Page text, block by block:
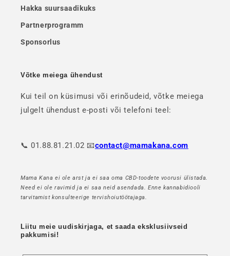
Hakka suursaadikuks
Partnerprogramm
Sponsorlus
Võtke meiega ühendust
Kui teil on küsimusi või erinõudeid, võtke meiega
julgelt ühendust e-posti või telefoni teel:
📞 01.88.81.21.02 📧contact@mamakana.com
Mama Kana ei ole arst ja ei saa oma CBD-toodete voorusi ülistada.
Need ei ole ravimid ja ei saa neid asendada. Enne kannabidiooli
tarvitamist konsulteerige tervishoiutöötajaga.
Liitu meie uudiskirjaga, et saada eksklusiivseid
pakkumisi!